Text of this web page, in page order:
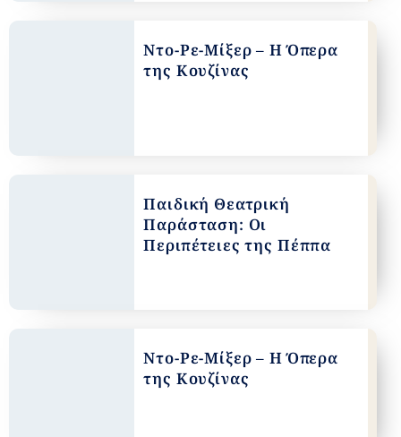
Ντο-Ρε-Μίξερ – Η Όπερα
της Κουζίνας
Παιδική Θεατρική
Παράσταση: Οι
Περιπέτειες της Πέππα
Ντο-Ρε-Μίξερ – Η Όπερα
της Κουζίνας